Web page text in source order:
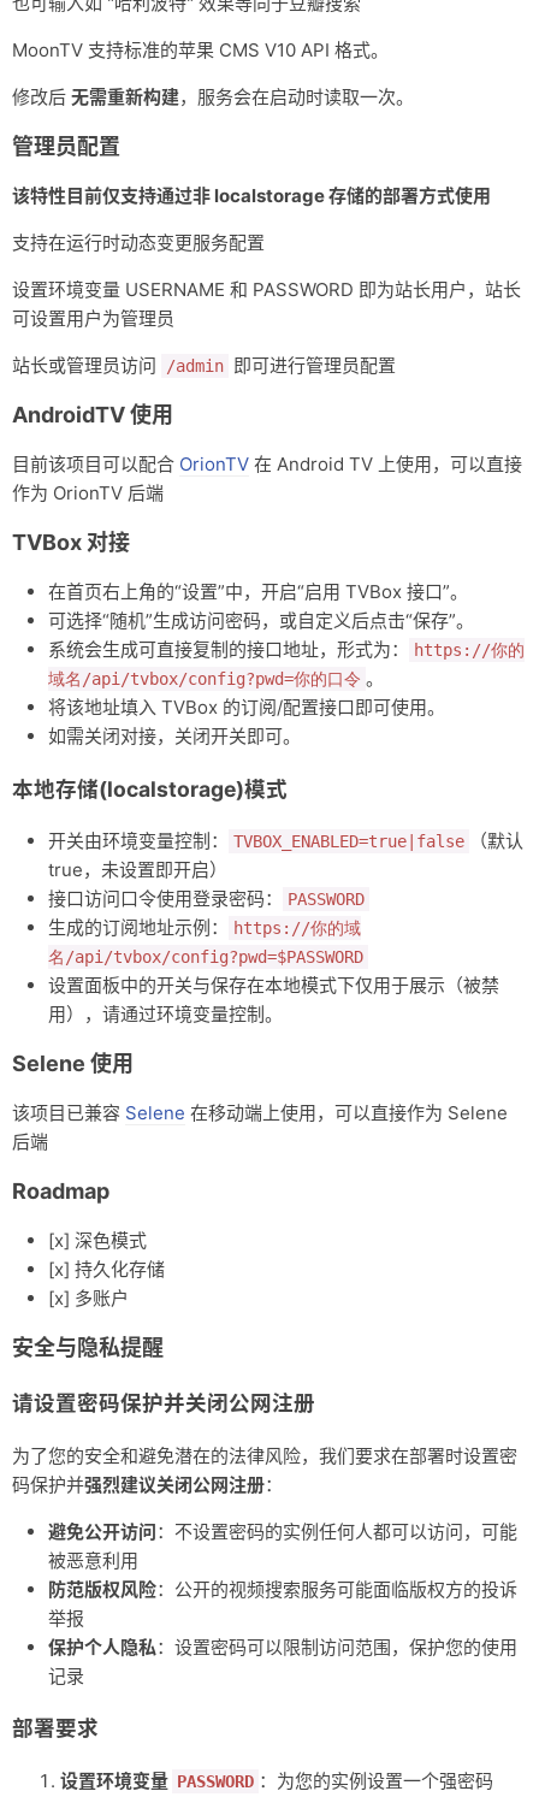
MoonTV 支持标准的苹果 CMS V10 API 格式。
修改后 无需重新构建，服务会在启动时读取一次。
管理员配置
该特性目前仅支持通过非 localstorage 存储的部署方式使用
支持在运行时动态变更服务配置
设置环境变量 USERNAME 和 PASSWORD 即为站长用户，站长
可设置用户为管理员
站长或管理员访问 /admin 即可进行管理员配置
AndroidTV 使用
目前该项目可以配合 OrionTV 在 Android TV 上使用，可以直接
作为 OrionTV 后端
TVBox 对接
在首页右上角的“设置”中，开启“启用 TVBox 接口”。
可选择“随机”生成访问密码，或自定义后点击“保存”。
系统会生成可直接复制的接口地址，形式为：
https://你的
域名/api/tvbox/config?pwd=你的口令 。
将该地址填入 TVBox 的订阅/配置接口即可使用。
如需关闭对接，关闭开关即可。
本地存储(localstorage)模式
开关由环境变量控制： TVBOX_ENABLED=true|false
（默认
true，未设置即开启）
接口访问口令使用登录密码：
PASSWORD
生成的订阅地址示例：
https://你的域
名/api/tvbox/config?pwd=$PASSWORD
设置面板中的开关与保存在本地模式下仅用于展示（被禁
用），请通过环境变量控制。
Selene 使用
该项目已兼容 Selene 在移动端上使用，可以直接作为 Selene
后端
Roadmap
[x] 深色模式
[x] 持久化存储
[x] 多账户
安全与隐私提醒
请设置密码保护并关闭公网注册
为了您的安全和避免潜在的法律风险，我们要求在部署时设置密
码保护并强烈建议关闭公网注册：
避免公开访问：不设置密码的实例任何人都可以访问，可能
被恶意利用
防范版权风险：公开的视频搜索服务可能面临版权方的投诉
举报
保护个人隐私：设置密码可以限制访问范围，保护您的使用
记录
部署要求
设置环境变量 PASSWORD ：为您的实例设置一个强密码